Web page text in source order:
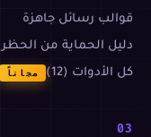
قوالب رسائل جاهزة
دليل الحماية من الحظر
كل الأدوات (12)
مجاناً
03